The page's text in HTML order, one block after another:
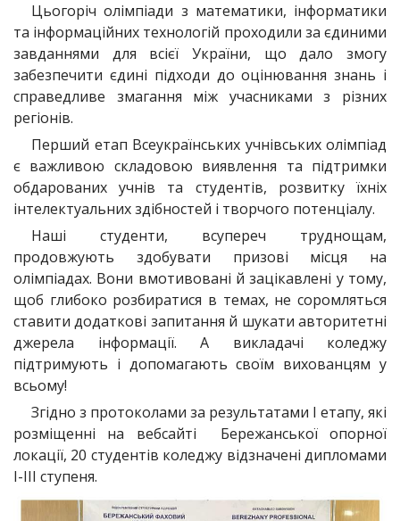
Цьогоріч олімпіади з математики, інформатики
та інформаційних технологій проходили за єдиними
завданнями для всієї України, що дало змогу
забезпечити єдині підходи до оцінювання знань і
справедливе змагання між учасниками з різних
регіонів.
Перший етап Всеукраїнських учнівських олімпіад
є важливою складовою виявлення та підтримки
обдарованих учнів та студентів, розвитку їхніх
інтелектуальних здібностей і творчого потенціалу.
Наші студенти, всупереч труднощам,
продовжують здобувати призові місця на
олімпіадах. Вони вмотивовані й зацікавлені у тому,
щоб глибоко розбиратися в темах, не соромляться
ставити додаткові запитання й шукати авторитетні
джерела інформації. А викладачі коледжу
підтримують і допомагають своїм вихованцям у
всьому!
Згідно з протоколами за результатами I етапу, які
розміщенні на вебсайті Бережанської опорної
локації, 20 студентів коледжу відзначені дипломами
І-ІІІ ступеня.